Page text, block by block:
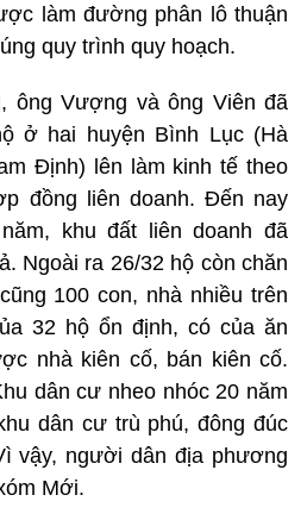
làm đường phân lô thuận
quy trình quy hoạch.
ông Vượng và ông Viên đã
ở hai huyện Bình Lục (Hà
Định) lên làm kinh tế theo
đồng liên doanh. Đến nay
khu đất liên doanh đã
Ngoài ra 26/32 hộ còn chăn
100 con, nhà nhiều trên
32 hộ ổn định, có của ăn
nhà kiên cố, bán kiên cố.
dân cư nheo nhóc 20 năm
dân cư trù phú, đông đúc
vậy, người dân địa phương
Mới.